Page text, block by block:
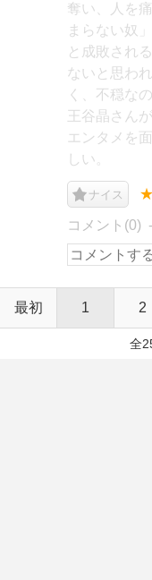
奪い、人を
まらない奴
と成敗され
ないと思わ
く、不穏な
王谷晶さん
エンタメを
しい。
ナイス
コメント(0)
最初 1 2
全